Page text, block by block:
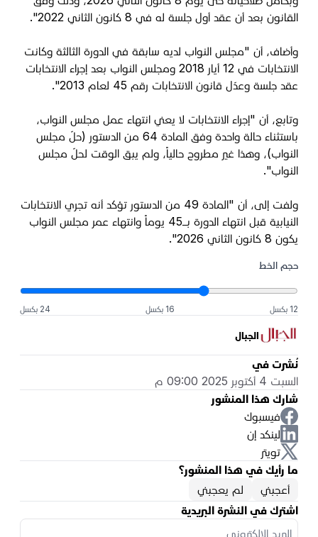
القانون بعد أن عقد أول جلسة له في 8 كانون الثاني 2022".
وأضاف، أن "مجلس النواب لديه سابقة في الدورة الثالثة وكانت
الانتخابات في 12 أيار 2018 ومجلس النواب بعد إجراء الانتخابات
عقد جلسة وعدّل قانون الانتخابات رقم 45 لعام 2013".
وتابع، أن "إجراء الانتخابات لا يعني انتهاء عمل مجلس النواب،
باستثناء حالة واحدة وفق المادة 64 من الدستور (حلّ مجلس
النواب)، وهذا غير مطروح حالياً، ولم يبق الوقت لحلّ مجلس
النواب".
ولفت إلى، أن "المادة 49 من الدستور تؤكد أنه تجري الانتخابات
النيابية قبل انتهاء الدورة بــ45 يوماً وانتهاء عمر مجلس النواب
يكون 8 كانون الثاني 2026".
حجم الخط
12 بكسل 16 بكسل 24 بكسل
الجبال
نُشرت في
السبت 4 أكتوبر 2025 09:00 م
شارك هذا المنشور
فيسبوك
لينكد إن
تويتر
ما رأيك في هذا المنشور؟
أعجبني
لم يعجبني
اشترك في النشرة البريدية